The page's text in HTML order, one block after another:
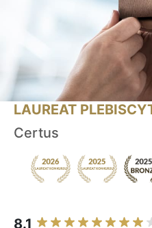
LAUREAT
Certus
8.1